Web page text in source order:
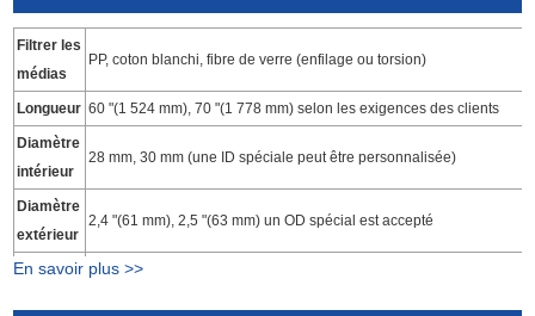
Filtrer les
médias
PP, coton blanchi, fibre de verre (enfilage ou torsion)
Longueur 60 "(1 524 mm), 70 "(1 778 mm) selon les exigences des clients
Diamètre
intérieur
28 mm, 30 mm (une ID spéciale peut être personnalisée)
Diamètre
extérieur
2,4 "(61 mm), 2,5 "(63 mm) un OD spécial est accepté
Indice de
En savoir plus >>